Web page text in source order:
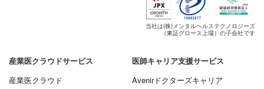
当社は(株)メンタルヘルステクノロジーズ
（東証グロース上場）の子会社です
産業医クラウドサービス
産業医クラウド
医師キャリア支援サービス
Avenirドクターズキャリア